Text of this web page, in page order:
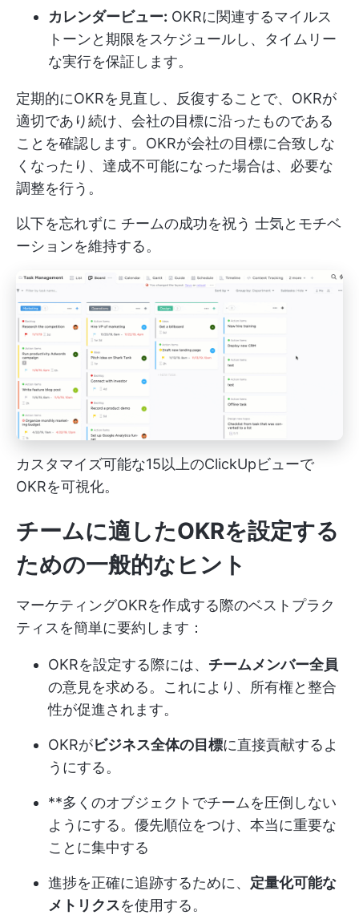
カレンダービュー: OKRに関連するマイルス
トーンと期限をスケジュールし、タイムリー
な実行を保証します。
定期的にOKRを見直し、反復することで、OKRが
適切であり続け、会社の目標に沿ったものである
ことを確認します。OKRが会社の目標に合致しな
くなったり、達成不可能になった場合は、必要な
調整を行う。
以下を忘れずに チームの成功を祝う 士気とモチベ
ーションを維持する。
カスタマイズ可能な15以上のClickUpビューで
OKRを可視化。
チームに適したOKRを設定する
ための一般的なヒント
マーケティングOKRを作成する際のベストプラク
ティスを簡単に要約します：
OKRを設定する際には、 チームメンバー全員
の意見を求める。これにより、所有権と整合
性が促進されます。
OKRがビジネス全体の目標に直接貢献するよ
うにする。
**多くのオブジェクトでチームを圧倒しない
ようにする。優先順位をつけ、本当に重要な
ことに集中する
進捗を正確に追跡するために、 定量化可能な
メトリクスを使用する。